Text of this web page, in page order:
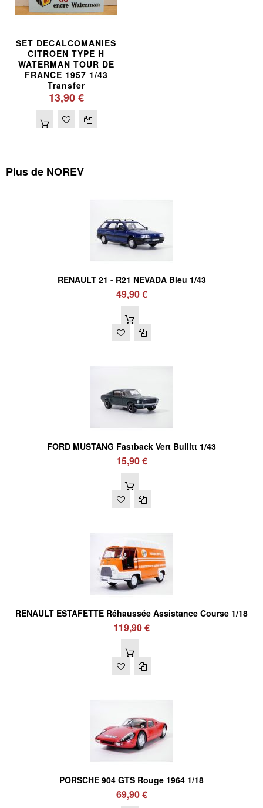
SET DECALCOMANIES
CITROEN TYPE H
WATERMAN TOUR DE
FRANCE 1957 1/43
Transfer
13,90 €
Plus de NOREV
RENAULT 21 - R21 NEVADA Bleu 1/43
49,90 €
FORD MUSTANG Fastback Vert Bullitt 1/43
15,90 €
RENAULT ESTAFETTE Réhaussée Assistance Course 1/18
119,90 €
PORSCHE 904 GTS Rouge 1964 1/18
69,90 €